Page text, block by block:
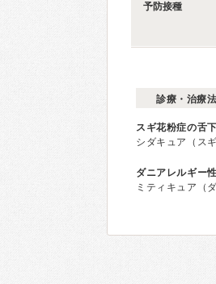
予防接種
診療・治療
スギ花粉症の舌
シダキュア（ス
ダニアレルギー
ミティキュア（